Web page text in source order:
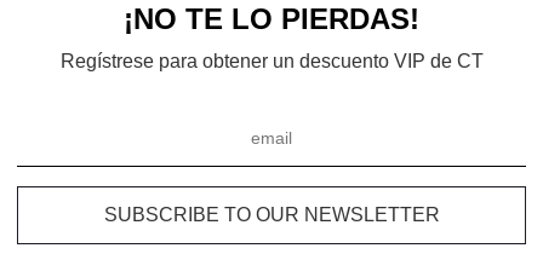
¡NO TE LO PIERDAS!
Regístrese para obtener un descuento VIP de CT